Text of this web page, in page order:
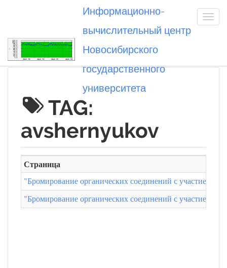
Информационно-
вычислительный центр
Новосибирского
государственного
университета
Вы посетили
TAG:
avshernyukov
Страница
"Бромирование органических соединений с участием
"Бромирование органических соединений с участием